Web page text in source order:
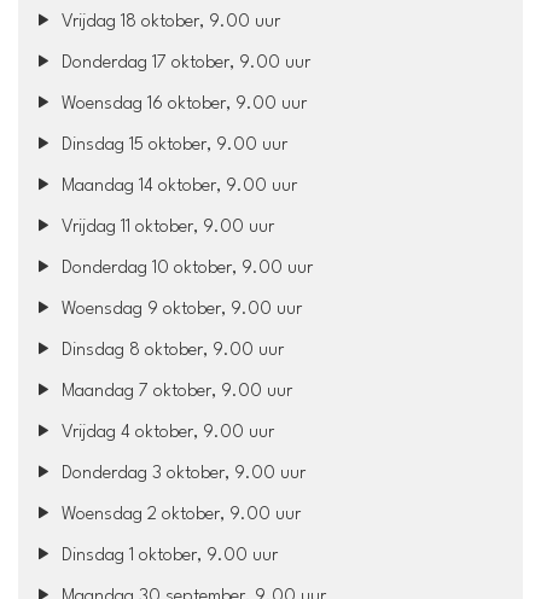
Vrijdag 18 oktober, 9.00 uur
Donderdag 17 oktober, 9.00 uur
Woensdag 16 oktober, 9.00 uur
Dinsdag 15 oktober, 9.00 uur
Maandag 14 oktober, 9.00 uur
Vrijdag 11 oktober, 9.00 uur
Donderdag 10 oktober, 9.00 uur
Woensdag 9 oktober, 9.00 uur
Dinsdag 8 oktober, 9.00 uur
Maandag 7 oktober, 9.00 uur
Vrijdag 4 oktober, 9.00 uur
Donderdag 3 oktober, 9.00 uur
Woensdag 2 oktober, 9.00 uur
Dinsdag 1 oktober, 9.00 uur